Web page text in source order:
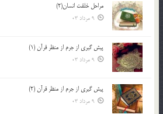
مراحل خلقت انسان(2)
9 مرداد 03
پيش گيري از جرم از منظر قرآن (1)
9 مرداد 03
پيش گيري از جرم از منظر قرآن (2)
9 مرداد 03